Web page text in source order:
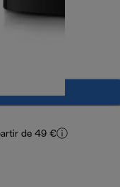
€
de 49 €